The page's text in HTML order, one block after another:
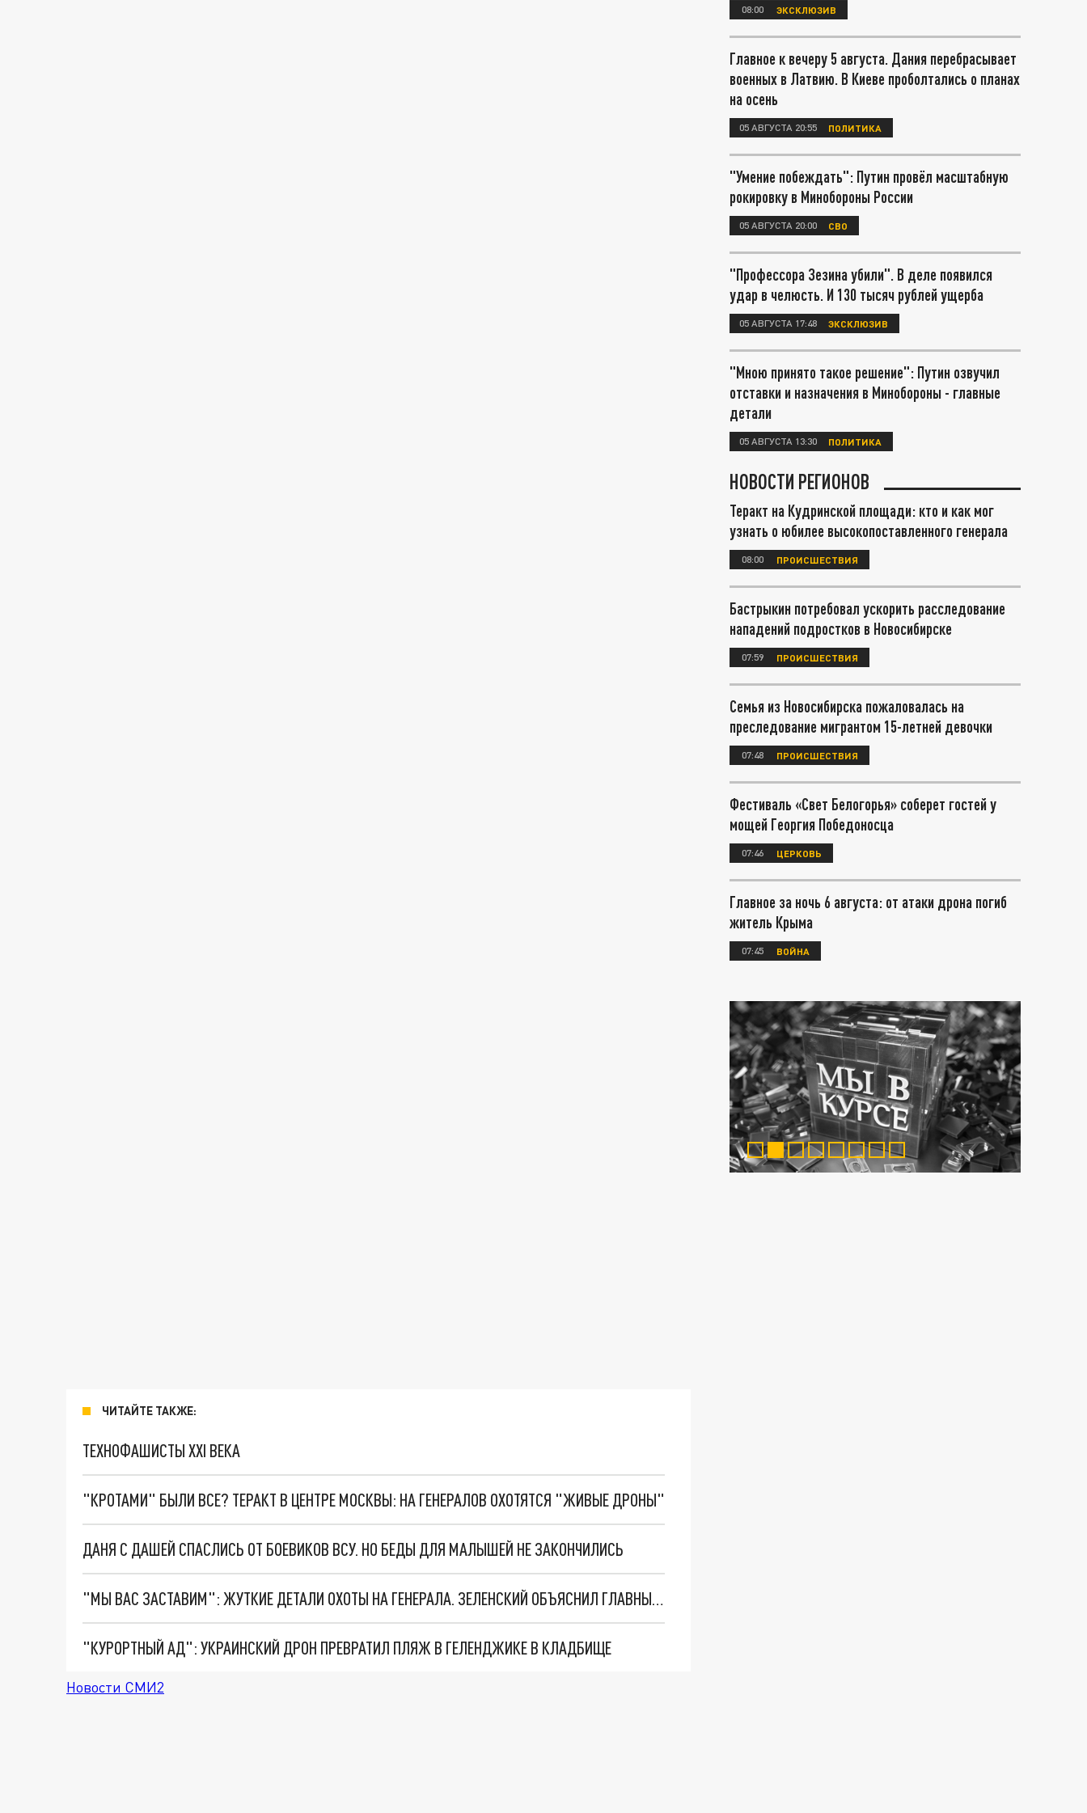
ЧИТАЙТЕ ТАКЖЕ:
ТЕХНОФАШИСТЫ XXI ВЕКА
"КРОТАМИ" БЫЛИ ВСЕ? ТЕРАКТ В ЦЕНТРЕ МОСКВЫ: НА ГЕНЕРАЛОВ ОХОТЯТСЯ "ЖИВЫЕ ДРОНЫ"
ДАНЯ С ДАШЕЙ СПАСЛИСЬ ОТ БОЕВИКОВ ВСУ. НО БЕДЫ ДЛЯ МАЛЫШЕЙ НЕ ЗАКОНЧИЛИСЬ
"МЫ ВАС ЗАСТАВИМ": ЖУТКИЕ ДЕТАЛИ ОХОТЫ НА ГЕНЕРАЛА. ЗЕЛЕНСКИЙ ОБЪЯСНИЛ ГЛАВНЫЙ СМЫСЛ ТЕРАКТА В ЦЕНТРЕ МОСКВЫ
"КУРОРТНЫЙ АД": УКРАИНСКИЙ ДРОН ПРЕВРАТИЛ ПЛЯЖ В ГЕЛЕНДЖИКЕ В КЛАДБИЩЕ
Новости СМИ2
08:00 ЭКСКЛЮЗИВ
Главное к вечеру 5 августа. Дания перебрасывает
военных в Латвию. В Киеве проболтались о планах
на осень
05 АВГУСТА 20:55 ПОЛИТИКА
"Умение побеждать": Путин провёл масштабную
рокировку в Минобороны России
05 АВГУСТА 20:00 СВО
"Профессора Зезина убили". В деле появился
удар в челюсть. И 130 тысяч рублей ущерба
05 АВГУСТА 17:48 ЭКСКЛЮЗИВ
"Мною принято такое решение": Путин озвучил
отставки и назначения в Минобороны - главные
детали
05 АВГУСТА 13:30 ПОЛИТИКА
НОВОСТИ РЕГИОНОВ
Теракт на Кудринской площади: кто и как мог
узнать о юбилее высокопоставленного генерала
08:00 ПРОИСШЕСТВИЯ
Бастрыкин потребовал ускорить расследование
нападений подростков в Новосибирске
07:59 ПРОИСШЕСТВИЯ
Семья из Новосибирска пожаловалась на
преследование мигрантом 15-летней девочки
07:48 ПРОИСШЕСТВИЯ
Фестиваль «Свет Белогорья» соберет гостей у
мощей Георгия Победоносца
07:46 ЦЕРКОВЬ
Главное за ночь 6 августа: от атаки дрона погиб
житель Крыма
07:45 ВОЙНА